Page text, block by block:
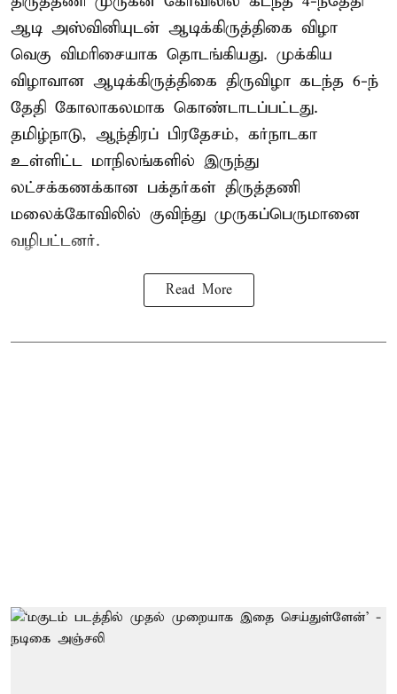
ஆடி அஸ்வினியுடன் ஆடிக்கிருத்திகை விழா
வெகு விமரிசையாக தொடங்கியது. முக்கிய
விழாவான ஆடிக்கிருத்திகை திருவிழா கடந்த 6-ந்
தேதி கோலாகலமாக கொண்டாடப்பட்டது.
தமிழ்நாடு, ஆந்திரப் பிரதேசம், கர்நாடகா
உள்ளிட்ட மாநிலங்களில் இருந்து
லட்சக்கணக்கான பக்தர்கள் திருத்தணி
மலைக்கோவிலில் குவிந்து முருகப்பெருமானை
வழிபட்டனர்.
Read More